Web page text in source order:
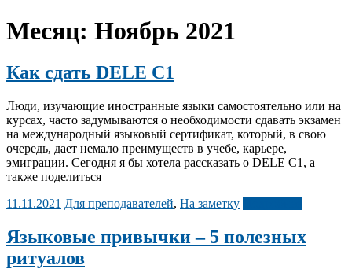
Месяц: Ноябрь 2021
Как сдать DELE C1
Люди, изучающие иностранные языки самостоятельно или на
курсах, часто задумываются о необходимости сдавать экзамен
на международный языковый сертификат, который, в свою
очередь, дает немало преимуществ в учебе, карьере,
эмиграции. Сегодня я бы хотела рассказать о DELE C1, а
также поделиться
11.11.2021 Для преподавателей, На заметку
Языковые привычки – 5 полезных
ритуалов